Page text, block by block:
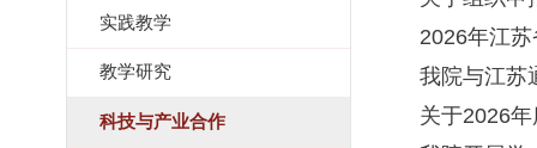
实践教学
教学研究
科技与产业合作
2026年江
我院与江苏
关于2026